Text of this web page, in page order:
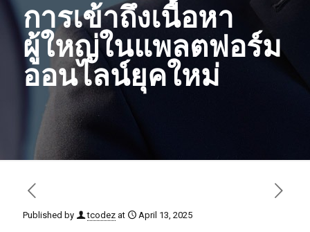
การเข้าถึงเนื้อหา
ผู้ใหญ่ในแพลตฟอร์ม
ออนไลน์ยุคใหม่
Published by tcodez at April 13, 2025